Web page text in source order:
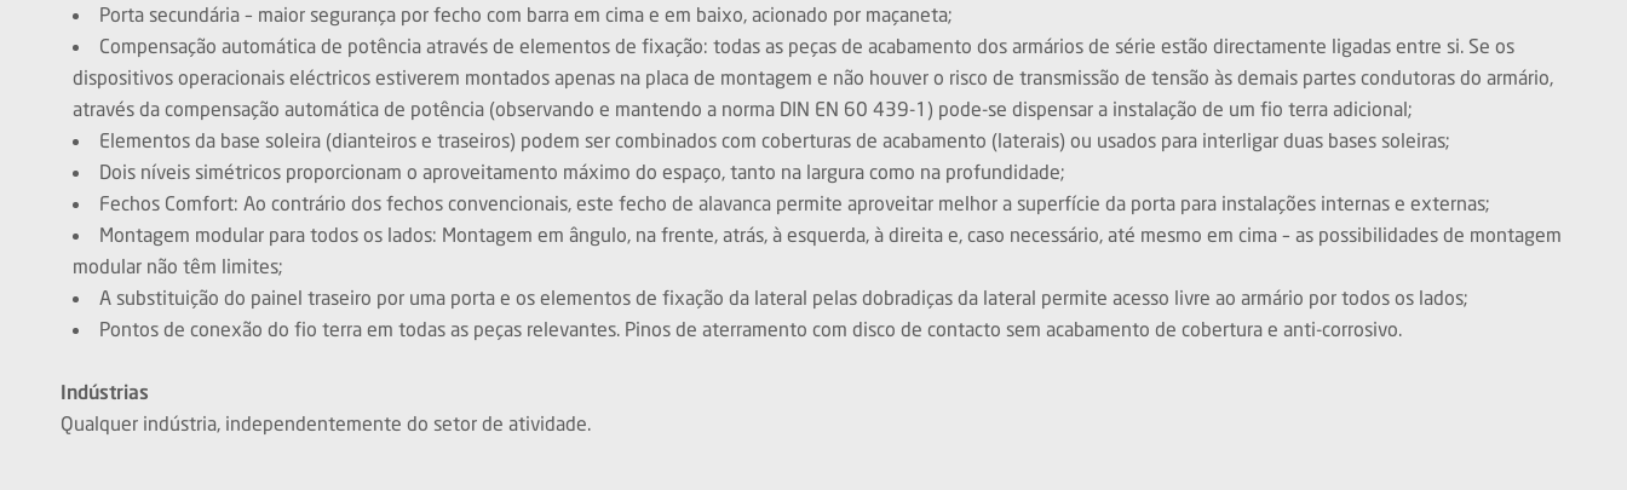
Porta secundária – maior segurança por fecho com barra em cima e em baixo, acionado por maçaneta;
Compensação automática de potência através de elementos de fixação: todas as peças de acabamento dos armários de série estão directamente ligadas entre si. Se os
dispositivos operacionais eléctricos estiverem montados apenas na placa de montagem e não houver o risco de transmissão de tensão às demais partes condutoras do armário,
através da compensação automática de potência (observando e mantendo a norma DIN EN 60 439-1) pode-se dispensar a instalação de um fio terra adicional;
Elementos da base soleira (dianteiros e traseiros) podem ser combinados com coberturas de acabamento (laterais) ou usados para interligar duas bases soleiras;
Dois níveis simétricos proporcionam o aproveitamento máximo do espaço, tanto na largura como na profundidade;
Fechos Comfort: Ao contrário dos fechos convencionais, este fecho de alavanca permite aproveitar melhor a superfície da porta para instalações internas e externas;
Montagem modular para todos os lados: Montagem em ângulo, na frente, atrás, à esquerda, à direita e, caso necessário, até mesmo em cima – as possibilidades de montagem
modular não têm limites;
A substituição do painel traseiro por uma porta e os elementos de fixação da lateral pelas dobradiças da lateral permite acesso livre ao armário por todos os lados;
Pontos de conexão do fio terra em todas as peças relevantes. Pinos de aterramento com disco de contacto sem acabamento de cobertura e anti-corrosivo.
Indústrias
Qualquer indústria, independentemente do setor de atividade.